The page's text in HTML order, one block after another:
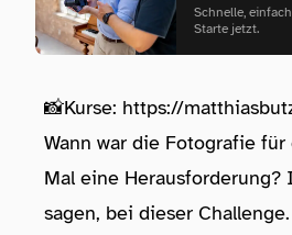
Schnelle,
Starte jetzt.
📸Kurse: https://
Wann war die Fotografie
Mal eine
sagen, bei dieser